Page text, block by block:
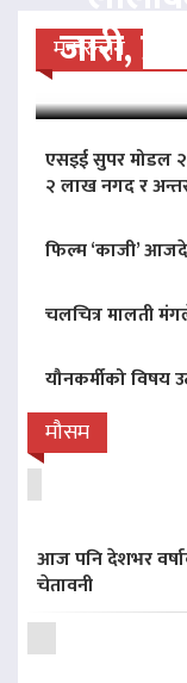
मनोरन्जन
जारी,
एसइई सुपर मोडल
२ लाख नगद र
फिल्म ‘काजी’
चलचित्र मालती
यौनकर्मीको विषय
मौसम
आज पनि देशभर
चेतावनी